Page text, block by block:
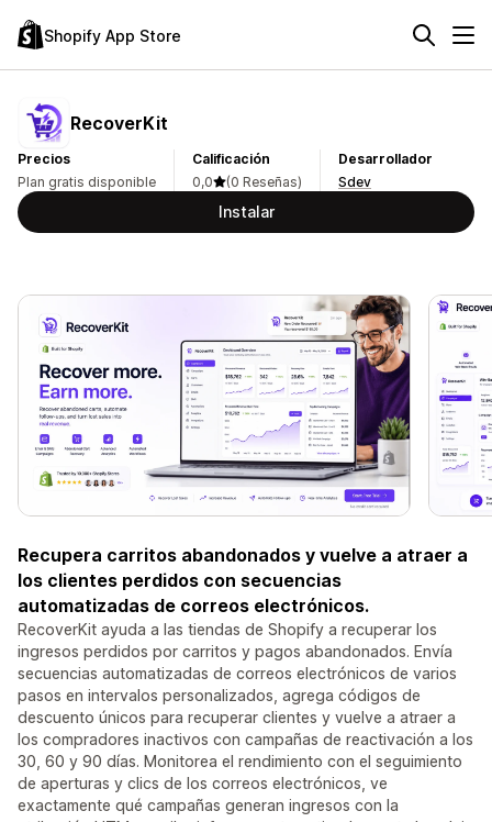
Shopify App Store
RecoverKit
Precios
Plan gratis disponible
Calificación
0,0
(0 Reseñas)
Desarrollador
Sdev
Instalar
Recupera carritos abandonados y vuelve a atraer a
los clientes perdidos con secuencias
automatizadas de correos electrónicos.
RecoverKit ayuda a las tiendas de Shopify a recuperar los
ingresos perdidos por carritos y pagos abandonados. Envía
secuencias automatizadas de correos electrónicos de varios
pasos en intervalos personalizados, agrega códigos de
descuento únicos para recuperar clientes y vuelve a atraer a
los compradores inactivos con campañas de reactivación a los
30, 60 y 90 días. Monitorea el rendimiento con el seguimiento
de aperturas y clics de los correos electrónicos, ve
exactamente qué campañas generan ingresos con la